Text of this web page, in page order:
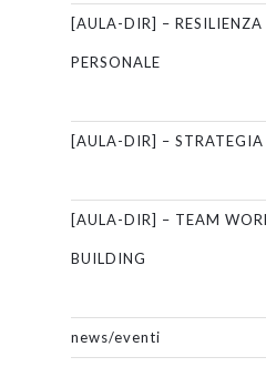
[AULA-DIR] –
PERSONALE
[AULA-DIR] –
[AULA-DIR] – TEAM
BUILDING
news/eventi